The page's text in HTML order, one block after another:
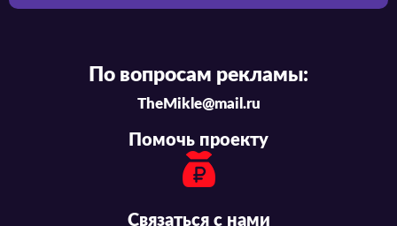
По вопросам рекламы:
TheMikle@mail.ru
Помочь проекту
Связаться с нами